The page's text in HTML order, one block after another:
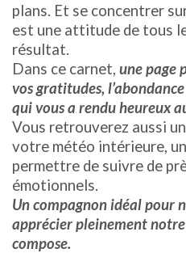
plans. Et se concentrer
est une attitude de tous
résultat.
Dans ce carnet, une page
vos gratitudes,
qui vous a rendu heureux
Vous retrouverez aussi
votre météo intérieure,
permettre de suivre de
émotionnels.
Un compagnon idéal pour
apprécier pleinement
compose.